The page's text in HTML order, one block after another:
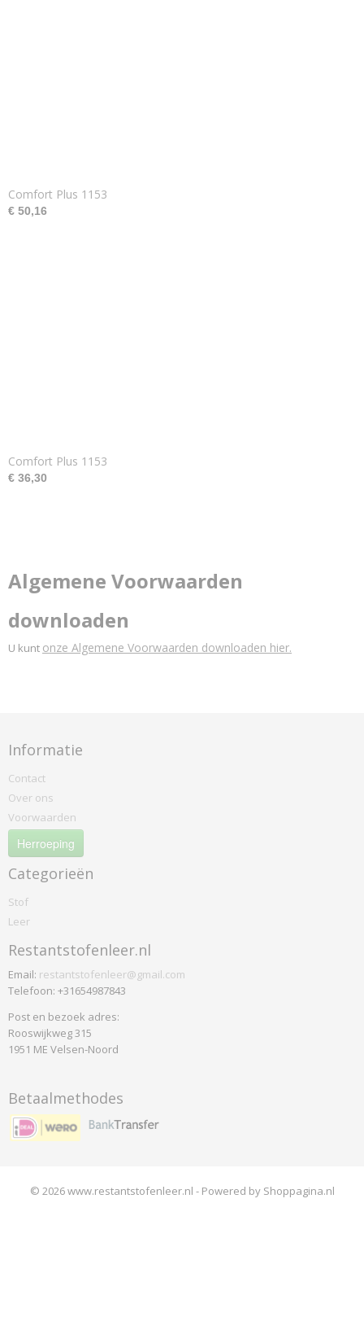
Comfort Plus 1153
€ 50,16
Comfort Plus 1153
€ 36,30
Algemene Voorwaarden
downloaden
U kunt onze Algemene Voorwaarden downloaden hier.
Informatie
Contact
Over ons
Voorwaarden
Herroeping
Categorieën
Stof
Leer
Restantstofenleer.nl
Email: restantstofenleer@gmail.com
Telefoon: +31654987843
Post en bezoek adres:
Rooswijkweg 315
1951 ME Velsen-Noord
Betaalmethodes
© 2026 www.restantstofenleer.nl - Powered by Shoppagina.nl